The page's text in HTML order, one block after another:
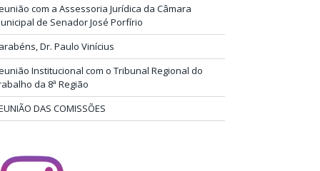
com a Assessoria Jurídica da Câmara
de Senador José Porfírio
Dr. Paulo Vinícius
Institucional com o Tribunal Regional do
da 8ª Região
DAS COMISSÕES